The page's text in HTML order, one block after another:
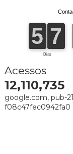
Acessos
12,110,735
google.com, pub-
f08c47fec0942fa0